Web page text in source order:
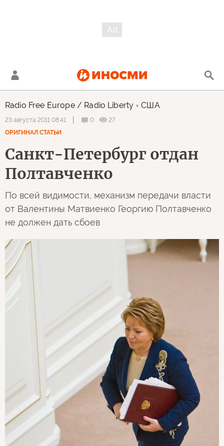
Radio Free Europe / Radio Liberty США
23 августа 2011 08:41 0
27
ОРИГИНАЛ СТАТЬИ
Санкт-Петербург отдан
Полтавченко
По всей видимости, механизм передачи власти
от Валентины Матвиенко Георгию Полтавченко
не должен дать сбоев